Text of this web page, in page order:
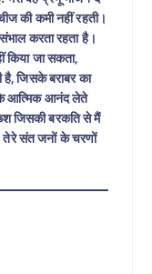
की कमी नहीं रहती।
करता रहता है।
किया जा सकता,
जिसके बराबर का
आत्मिक आनंद लेते
जिसकी बरकति से मैं
तेरे संत जनों के चरणों